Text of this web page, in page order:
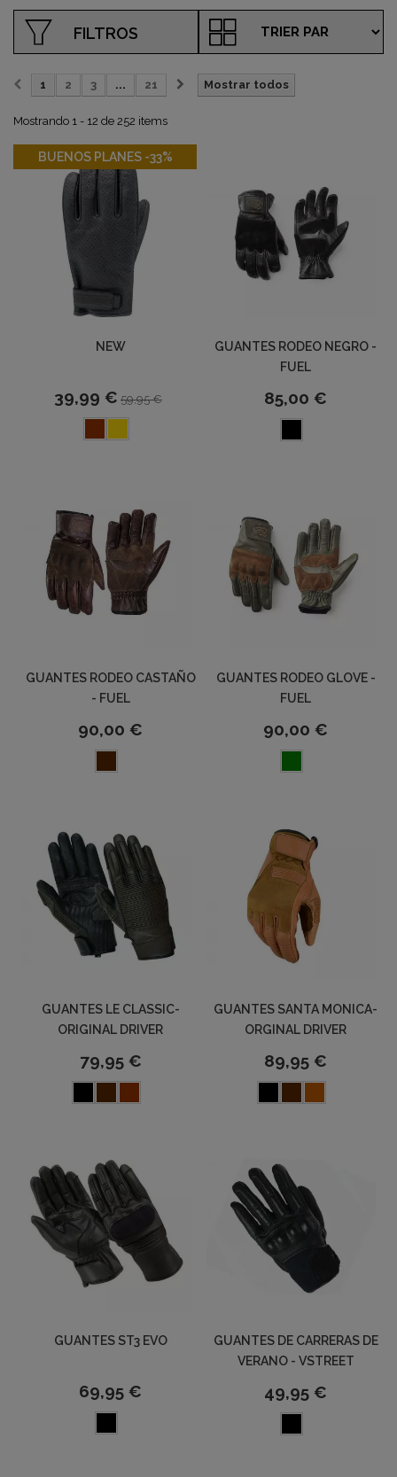
FILTROS
Mostrar todos
1 2 3 ... 21
Mostrando 1 - 12 de 252 items
BUENOS PLANES -33%
NEW
39,99 € 59,95 €
-33%
GUANTES RODEO NEGRO -
FUEL
85,00 €
GUANTES RODEO CASTAÑO
- FUEL
90,00 €
GUANTES RODEO GLOVE -
FUEL
90,00 €
GUANTES LE CLASSIC-
ORIGINAL DRIVER
79,95 €
GUANTES SANTA MONICA-
ORGINAL DRIVER
89,95 €
GUANTES ST3 EVO
69,95 €
GUANTES DE CARRERAS DE
VERANO - VSTREET
49,95 €